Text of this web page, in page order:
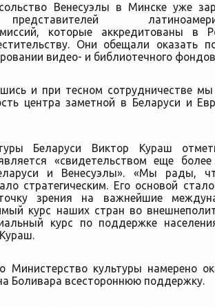
Венесуэлы в Минске уже
которые аккредитованы в
Они обещали оказать
видео- и библиотечного
и при тесном сотрудничестве
центра заметной в Беларуси и
Беларуси Виктор Кураш
«свидетельством еще более
и Венесуэлы». «Мы рады,
стратегическим. Его основой
зрения на важнейшие
курс наших стран во
курс по поддержке
Министерство культуры намерено
Боливара всестороннюю поддержку.